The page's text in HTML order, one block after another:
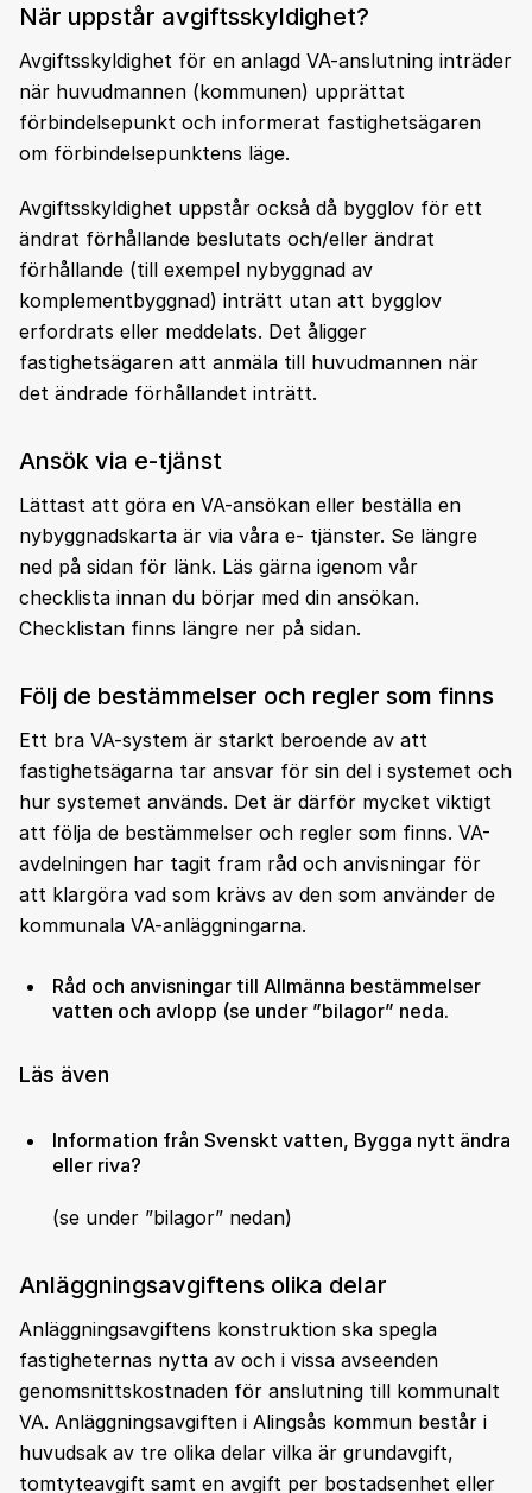
När uppstår avgiftsskyldighet?
Avgiftsskyldighet för en anlagd VA-anslutning inträder
när huvudmannen (kommunen) upprättat
förbindelsepunkt och informerat fastighetsägaren
om förbindelsepunktens läge.
Avgiftsskyldighet uppstår också då bygglov för ett
ändrat förhållande beslutats och/eller ändrat
förhållande (till exempel nybyggnad av
komplementbyggnad) inträtt utan att bygglov
erfordrats eller meddelats. Det åligger
fastighetsägaren att anmäla till huvudmannen när
det ändrade förhållandet inträtt.
Ansök via e-tjänst
Lättast att göra en VA-ansökan eller beställa en
nybyggnadskarta är via våra e- tjänster. Se längre
ned på sidan för länk. Läs gärna igenom vår
checklista innan du börjar med din ansökan.
Checklistan finns längre ner på sidan.
Följ de bestämmelser och regler som finns
Ett bra VA-system är starkt beroende av att
fastighetsägarna tar ansvar för sin del i systemet och
hur systemet används. Det är därför mycket viktigt
att följa de bestämmelser och regler som finns. VA-
avdelningen har tagit fram råd och anvisningar för
att klargöra vad som krävs av den som använder de
kommunala VA-anläggningarna.
Råd och anvisningar till Allmänna bestämmelser
vatten och avlopp (se under ”bilagor” neda.
Läs även
Information från Svenskt vatten, Bygga nytt ändra
eller riva?
(se under ”bilagor” nedan)
Anläggningsavgiftens olika delar
Anläggningsavgiftens konstruktion ska spegla
fastigheternas nytta av och i vissa avseenden
genomsnittskostnaden för anslutning till kommunalt
VA. Anläggningsavgiften i Alingsås kommun består i
huvudsak av tre olika delar vilka är grundavgift,
tomtyteavgift samt en avgift per bostadsenhet eller